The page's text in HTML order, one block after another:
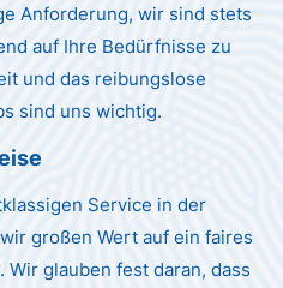
Anforderung, wir sind stets
auf Ihre Bedürfnisse zu
und das reibungslose
sind uns wichtig.
Service in der
großen Wert auf ein faires
glauben fest daran, dass